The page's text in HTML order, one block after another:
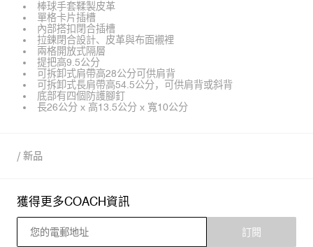
棒球手套鞣製皮革
單格卡片插槽
內部搭扣閉合插槽
拉鍊閉合設計、皮革與布面襯裡
兩格開放式隔層
提把高9.5公分
可拆卸式肩帶高28公分可供肩背
可拆卸式長肩帶高54.5公分，可供肩背或斜背
底部有四個防護腳釘
長26公分 x 高13.5公分 x 寬10公分
/ 新品
獲得更多COACH資訊
訂閱